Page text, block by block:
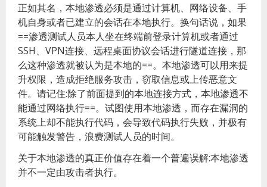
正如其名，本地渗透必须是通过计算机、网络设备、手
机自身或者已建立的会话在本地执行。换句话说，如果
==渗透测试人员本人坐在终端前登录计算机或者通过
SSH、VPN连接、远程桌面协议会话进行隧道连接，那
么这种渗透就被认为是本地的==。本地渗透可以用来提
升权限，造成拒绝服务攻击，窃取信息或上传恶意文
件。请记住:除了前面提到的本地连接方式，本地渗透不
能通过网络执行==。试图使用本地渗透，而存在漏洞的
系统上却不能执行代码，会导致代码执行失败，并极有
可能触发警告，浪费测试人员的时间。
关于本地渗透的真正价值存在着一个普遍误解:本地渗透
并不一定由攻击者执行。